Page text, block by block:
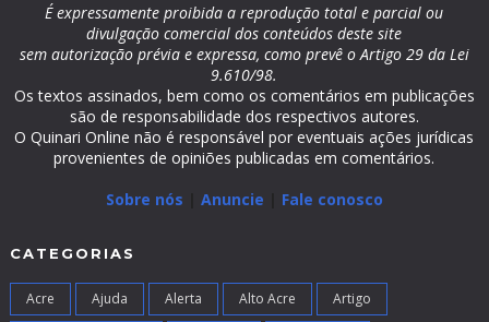
É expressamente proibida a reprodução total e parcial ou
divulgação comercial dos conteúdos deste site
sem autorização prévia e expressa, como prevê o Artigo 29 da Lei
9.610/98.
Os textos assinados, bem como os comentários em publicações
são de responsabilidade dos respectivos autores.
O Quinari Online não é responsável por eventuais ações jurídicas
provenientes de opiniões publicadas em comentários.
Sobre nós
Anuncie Fale conosco
CATEGORIAS
Acre Ajuda Alerta Alto Acre Artigo